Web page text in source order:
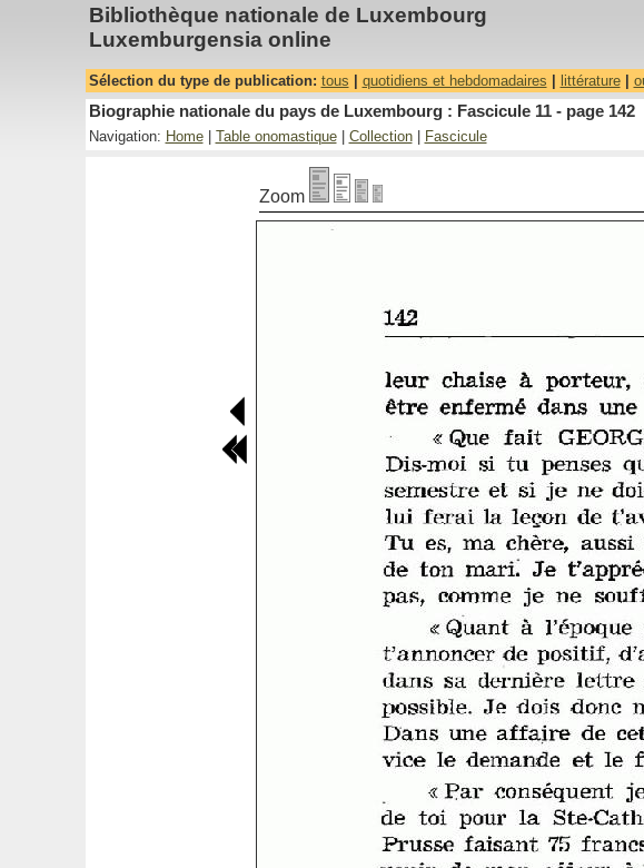
Bibliothèque nationale de Luxembourg
Luxemburgensia online
Sélection du type de publication: tous quotidiens et hebdomadaires littérature|
Biographie nationale du pays de Luxembourg : Fascicule 11 - page 142
Navigation: Home| Table onomastique| Collection| Fascicule
Zoom